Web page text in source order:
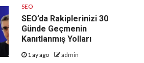
SEO
SEO’da Rakiplerinizi 30
Günde Geçmenin
Kanıtlanmış Yolları
1 ay ago admin